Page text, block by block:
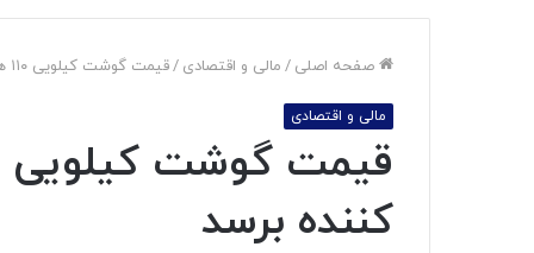
صفحه اصلی / مالی و اقتصادی /قیمت گوشت کیلویی ۱۱۰ هزارتومان به مصرف کننده برسد
مالی و اقتصادی
کننده برسد